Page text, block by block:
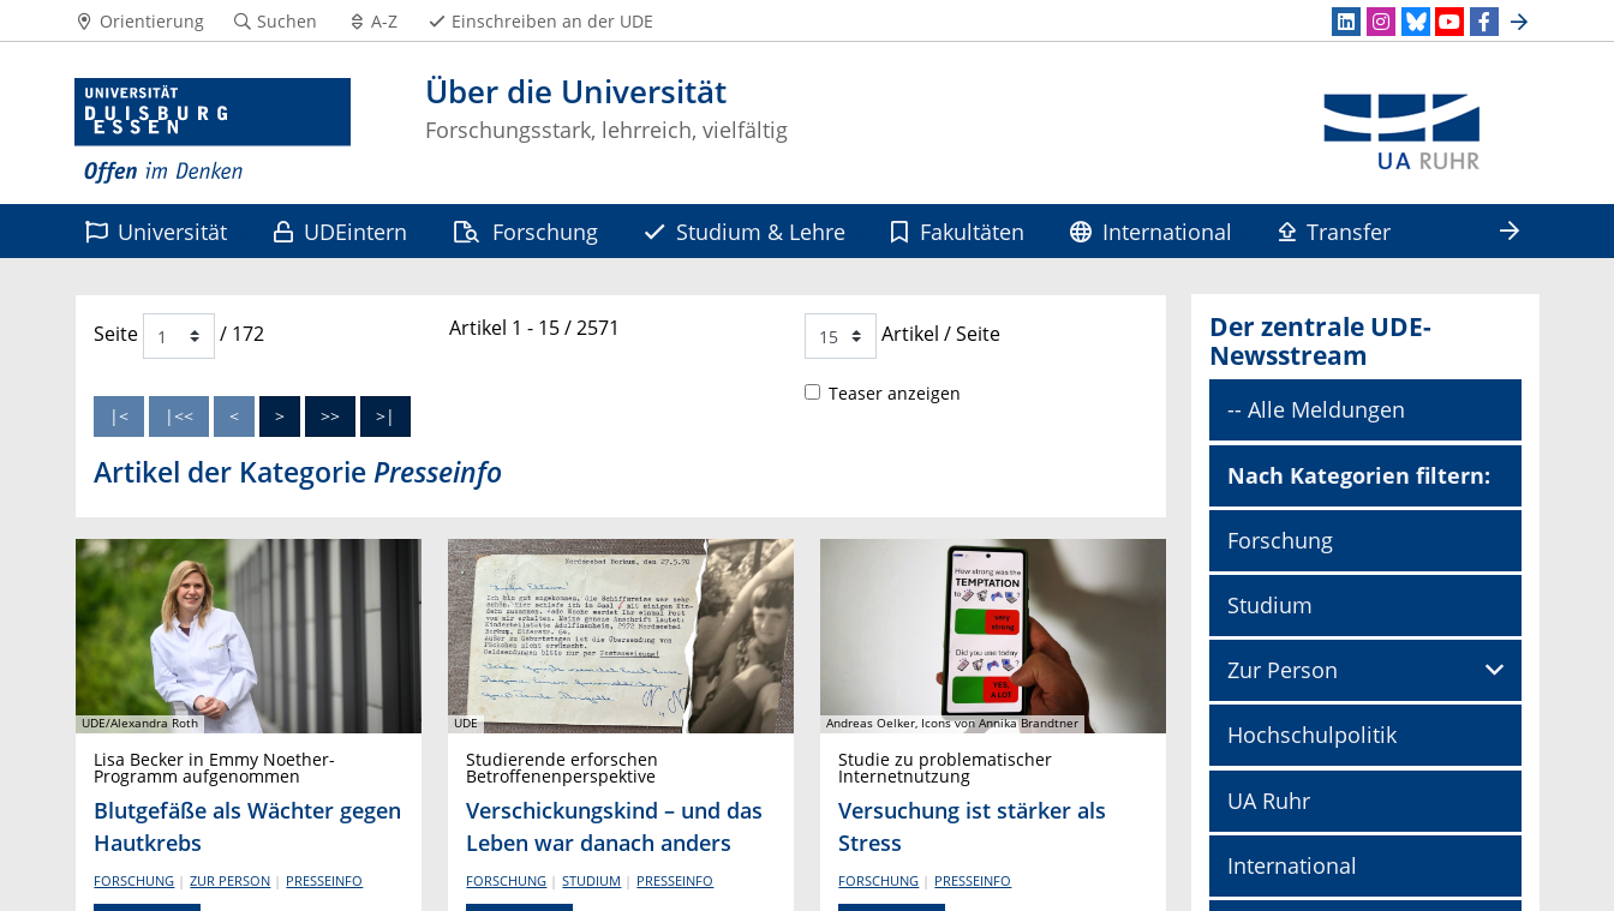
Über die Universität
Forschungsstark, lehrreich, vielfältig
Orientierung Suchen A-Z Einschreiben an der UDE
Universität UDEintern Forschung Studium & Lehre Fakultäten International
Transfer
Seite / 172 Artikel 1 - 15 / 2571 Artikel / Seite
Teaser anzeigen
Artikel der KategoriePresseinfo
UDE/Alexandra Roth
Lisa Becker in Emmy Noether-
Programm aufgenommen
Blutgefäße als Wächter gegen
Hautkrebs
FORSCHUNG ZUR PERSON PRESSEINFO
UDE
Studierende erforschen
Betroffenenperspektive
Verschickungskind – und das
Leben war danach anders
FORSCHUNG STUDIUM PRESSEINFO
Andreas Oelker, Icons von Annika Brandtner
Studie zu problematischer
Internetnutzung
Versuchung ist stärker als
Stress
FORSCHUNG PRESSEINFO
Der zentrale UDE-
Newsstream
-- Alle Meldungen
Nach Kategorien filtern:
Forschung
Studium
Zur Person
Hochschulpolitik
UA Ruhr
International